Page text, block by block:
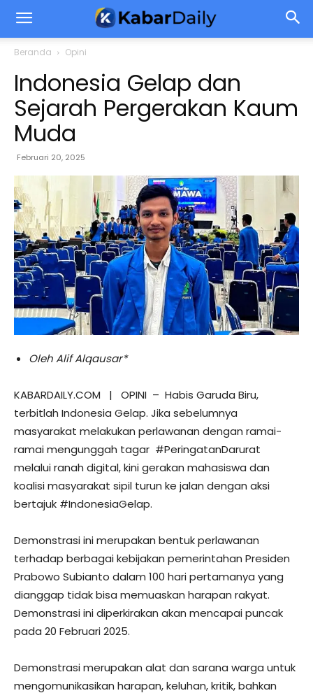
Beranda Opini
Indonesia Gelap dan
Sejarah Pergerakan Kaum
Muda
Februari 20, 2025
Oleh Alif Alqausar*
KABARDAILY.COM | OPINI – Habis Garuda Biru,
terbitlah Indonesia Gelap. Jika sebelumnya
masyarakat melakukan perlawanan dengan ramai-
ramai mengunggah tagar #PeringatanDarurat
melalui ranah digital, kini gerakan mahasiswa dan
koalisi masyarakat sipil turun ke jalan dengan aksi
bertajuk #IndonesiaGelap.
Demonstrasi ini merupakan bentuk perlawanan
terhadap berbagai kebijakan pemerintahan Presiden
Prabowo Subianto dalam 100 hari pertamanya yang
dianggap tidak bisa memuaskan harapan rakyat.
Demonstrasi ini diperkirakan akan mencapai puncak
pada 20 Februari 2025.
Demonstrasi merupakan alat dan sarana warga untuk
mengomunikasikan harapan, keluhan, kritik, bahkan